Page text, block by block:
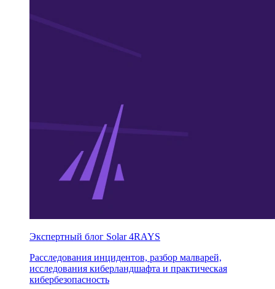
Экспертный блог Solar 4RAYS
Расследования инцидентов, разбор малварей,
исследования киберландшафта и практическая
кибербезопасность